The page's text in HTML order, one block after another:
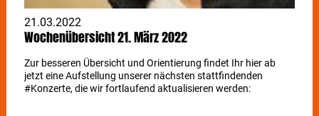
21.03.2022
Wochenübersicht 21. März 2022
Zur besseren Übersicht und Orientierung findet Ihr hier ab
jetzt eine Aufstellung unserer nächsten stattfindenden
#Konzerte, die wir fortlaufend aktualisieren werden: